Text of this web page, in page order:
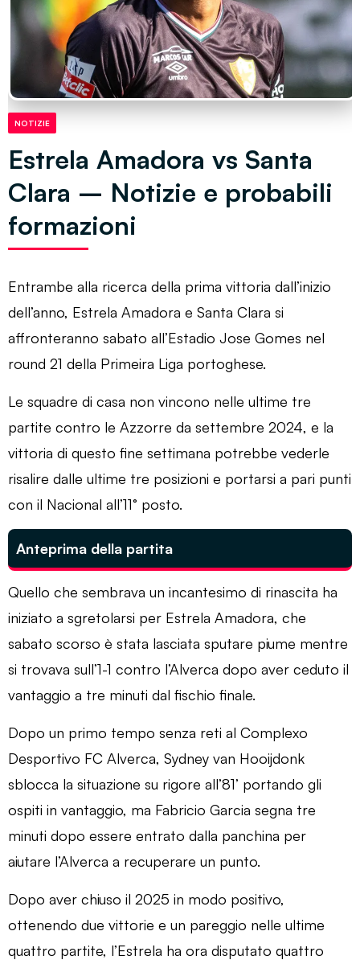
NOTIZIE
Estrela Amadora vs Santa
Clara – Notizie e probabili
formazioni
Entrambe alla ricerca della prima vittoria dall’inizio
dell’anno, Estrela Amadora e Santa Clara si
affronteranno sabato all’Estadio Jose Gomes nel
round 21 della Primeira Liga portoghese.
Le squadre di casa non vincono nelle ultime tre
partite contro le Azzorre da settembre 2024, e la
vittoria di questo fine settimana potrebbe vederle
risalire dalle ultime tre posizioni e portarsi a pari punti
con il Nacional all’11° posto.
Anteprima della partita
Quello che sembrava un incantesimo di rinascita ha
iniziato a sgretolarsi per Estrela Amadora, che
sabato scorso è stata lasciata sputare piume mentre
si trovava sull’1-1 contro l’Alverca dopo aver ceduto il
vantaggio a tre minuti dal fischio finale.
Dopo un primo tempo senza reti al Complexo
Desportivo FC Alverca, Sydney van Hooijdonk
sblocca la situazione su rigore all’81’ portando gli
ospiti in vantaggio, ma Fabricio Garcia segna tre
minuti dopo essere entrato dalla panchina per
aiutare l’Alverca a recuperare un punto.
Dopo aver chiuso il 2025 in modo positivo,
ottenendo due vittorie e un pareggio nelle ultime
quattro partite, l’Estrela ha ora disputato quattro